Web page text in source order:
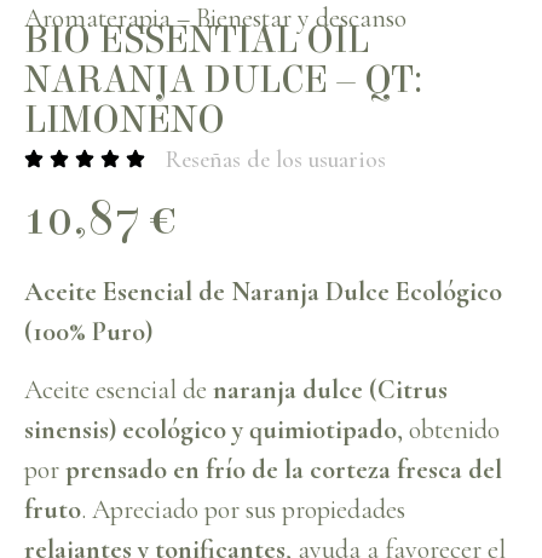
Aromaterapia–Bienestar y descanso
BIO ESSENTIAL OIL
NARANJA DULCE – QT:
LIMONENO
Reseñas de los usuarios
10,87 €
Aceite Esencial de Naranja Dulce Ecológico
(100% Puro)
Aceite esencial de naranja dulce (Citrus
sinensis) ecológico y quimiotipado, obtenido
porprensado en frío de la corteza fresca del
fruto. Apreciado por sus propiedades
relajantes y tonificantes, ayuda a favorecer el